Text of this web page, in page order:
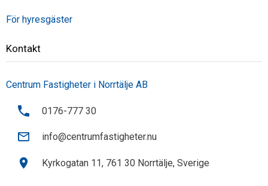
För hyresgäster
Kontakt
Centrum Fastigheter i Norrtälje AB
0176-777 30
info@centrumfastigheter.nu
Kyrkogatan 11, 761 30 Norrtälje, Sverige